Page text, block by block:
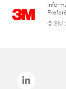
© 3M